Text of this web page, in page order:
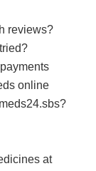
reviews?
online
at